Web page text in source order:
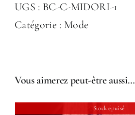
Collier
"Midori"
UGS : BC-C-MIDORI-1
Catégorie : Mode
Vous aimerez peut-être aussi…
Stock épuisé